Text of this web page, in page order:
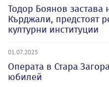
Тодор Боянов застава
Кърджали, предстоят
културни институции
01.07.2025
Операта в Стара
юбилей